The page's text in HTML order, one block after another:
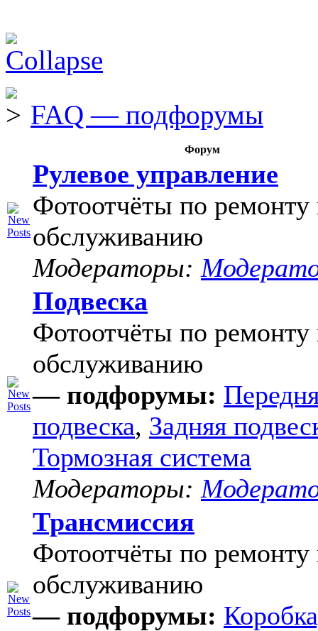
FAQ — подфорумы
Форум
Рулевое управление
Фотоотчёты по ремонту
обслуживанию
Модераторы:
Подвеска
Фотоотчёты по ремонту
обслуживанию
— подфорумы:
подвеска, Задняя
Тормозная система
Модераторы:
Трансмиссия
Фотоотчёты по ремонту
обслуживанию
— подфорумы: